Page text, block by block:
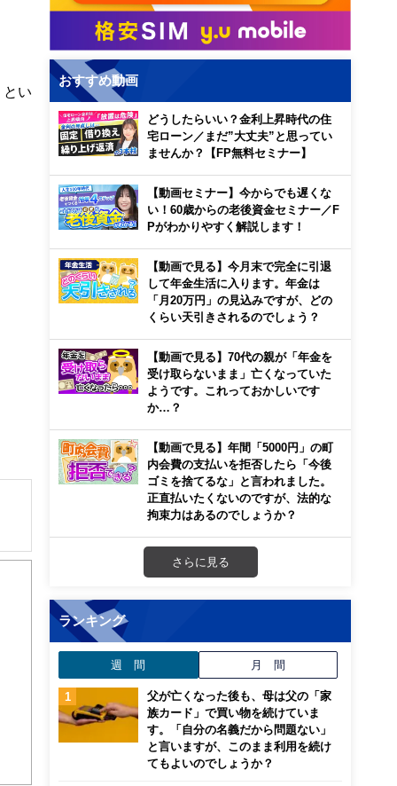
とい
つ
おすすめ動画
どうしたらいい？金利上昇時代の住
宅ローン／まだ”大丈夫”と思ってい
ませんか？【FP無料セミナー】
【動画セミナー】今からでも遅くな
い！60歳からの老後資金セミナー／F
Pがわかりやすく解説します！
【動画で見る】今月末で完全に引退
して年金生活に入ります。年金は
「月20万円」の見込みですが、どの
くらい天引きされるのでしょう？
【動画で見る】70代の親が「年金を
受け取らないまま」亡くなっていた
ようです。これっておかしいです
か…？
【動画で見る】年間「5000円」の町
内会費の支払いを拒否したら「今後
ゴミを捨てるな」と言われました。
正直払いたくないのですが、法的な
拘束力はあるのでしょうか？
さらに見る
ランキング
週 間 月 間
父が亡くなった後も、母は父の「家
族カード」で買い物を続けていま
す。「自分の名義だから問題ない」
と言いますが、このまま利用を続け
てもよいのでしょうか？